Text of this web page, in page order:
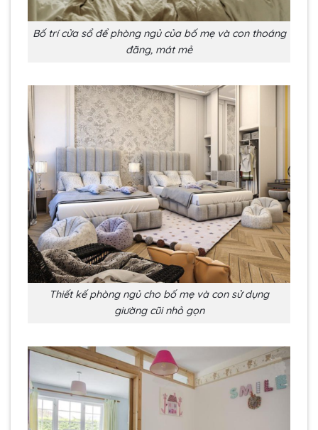
Bố trí cửa sổ để phòng ngủ của bố mẹ và con thoáng
đãng, mát mẻ
Thiết kế phòng ngủ cho bố mẹ và con sử dụng
giường cũi nhỏ gọn